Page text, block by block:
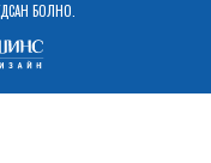
БОЛНО.